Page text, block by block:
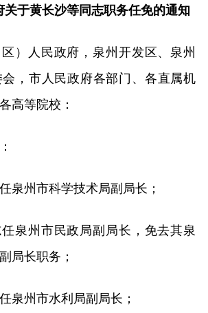
关于黄长沙等同志职务任免的通知
）人民政府，泉州开发区、泉州
，市人民政府各部门、各直属机
高等院校：
泉州市科学技术局副局长；
泉州市民政局副局长，免去其泉
局长职务；
泉州市水利局副局长；